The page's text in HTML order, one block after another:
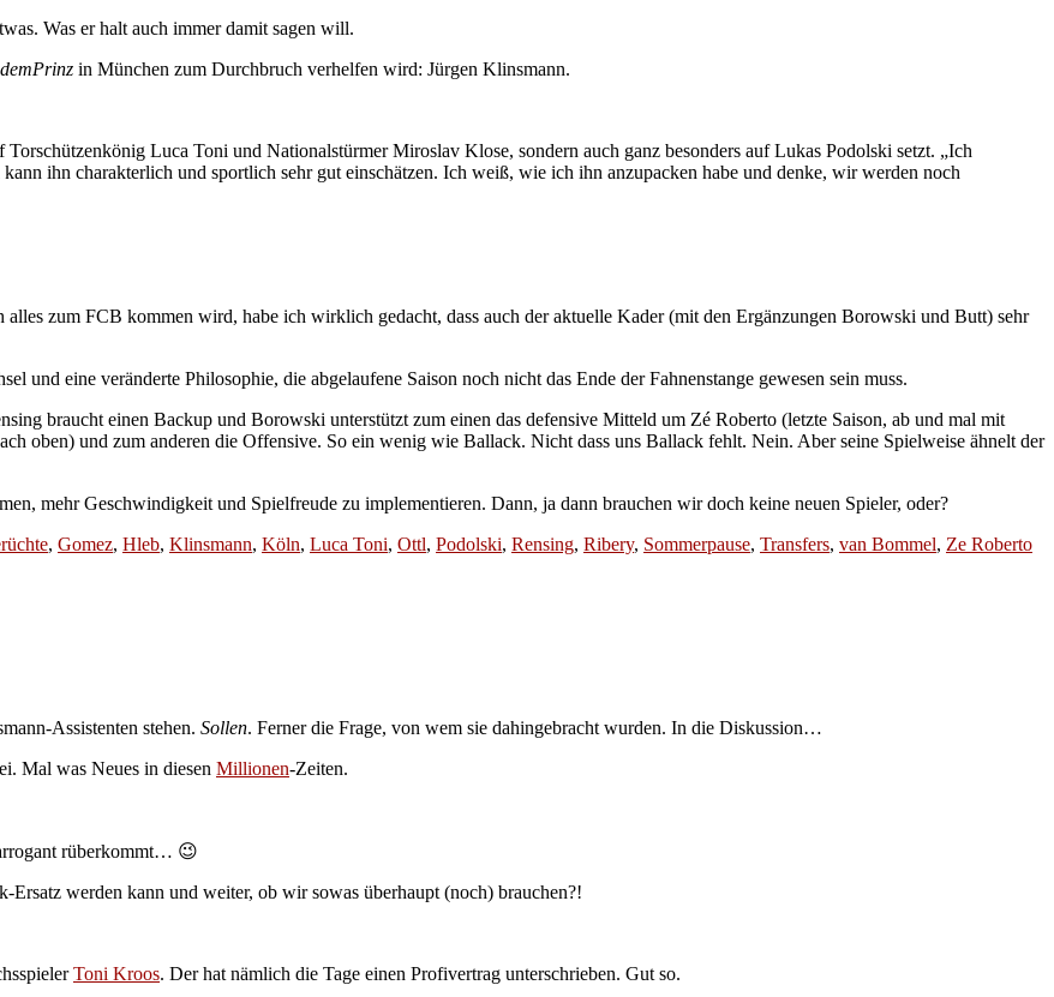
Was er halt auch immer damit sagen will.
demPrinz in München zum Durchbruch verhelfen wird: Jürgen Klinsmann.
Luca Toni und Nationalstürmer Miroslav Klose, sondern auch ganz besonders auf Lukas Podolski setzt. „Ich
ihn charakterlich und sportlich sehr gut einschätzen. Ich weiß, wie ich ihn anzupacken habe und denke, wir werden noch
zum FCB kommen wird, habe ich wirklich gedacht, dass auch der aktuelle Kader (mit den Ergänzungen Borowski und Butt) sehr
und eine veränderte Philosophie, die abgelaufene Saison noch nicht das Ende der Fahnenstange gewesen sein muss.
braucht einen Backup und Borowski unterstützt zum einen das defensive Mitteld um Zé Roberto (letzte Saison, ab und mal mit
oben) und zum anderen die Offensive. So ein wenig wie Ballack. Nicht dass uns Ballack fehlt. Nein. Aber seine Spielweise ähnelt der
mehr Geschwindigkeit und Spielfreude zu implementieren. Dann, ja dann brauchen wir doch keine neuen Spieler, oder?
, Gomez, Hleb, Klinsmann, Köln, Luca Toni, Ottl, Podolski, Rensing, Ribery, Sommerpause, Transfers, van Bommel, Ze Roberto
Assistenten stehen. Sollen. Ferner die Frage, von wem sie dahingebracht wurden. In die Diskussion…
Mal was Neues in diesen Millionen-Zeiten.
rüberkommt… 😉
werden kann und weiter, ob wir sowas überhaupt (noch) brauchen?!
Toni Kroos. Der hat nämlich die Tage einen Profivertrag unterschrieben. Gut so.